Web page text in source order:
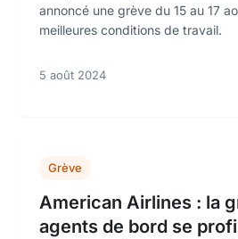
annoncé une grève du 15 au 17
meilleures conditions de travail.
5 août 2024
Grève
American Airlines : la
agents de bord se